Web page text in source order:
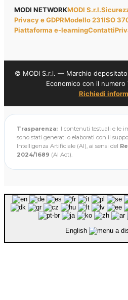
MODI NETWORKMODI S.r.l.
Privacy e GDPRModello 231ISO
Piattaforma e-learningContatti
© MODI S.r.l. — Marchio
Economico con il numero
Richiedi
Trasparenza: I contenuti testuali e le
sono stati generati o elaborati con il
Intelligenza Artificiale (AI), ai sensi del
2024/1689 (AI Act).
English